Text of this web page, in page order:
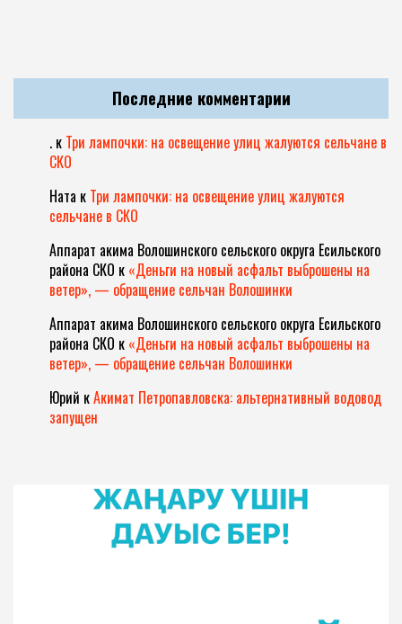
Последние комментарии
. к Три лампочки: на освещение улиц жалуются сельчане в
СКО
Ната к Три лампочки: на освещение улиц жалуются
сельчане в СКО
Аппарат акима Волошинского сельского округа Есильского
района СКО к «Деньги на новый асфальт выброшены на
ветер», — обращение сельчан Волошинки
Аппарат акима Волошинского сельского округа Есильского
района СКО к «Деньги на новый асфальт выброшены на
ветер», — обращение сельчан Волошинки
Юрий кАкимат Петропавловска: альтернативный водовод
запущен